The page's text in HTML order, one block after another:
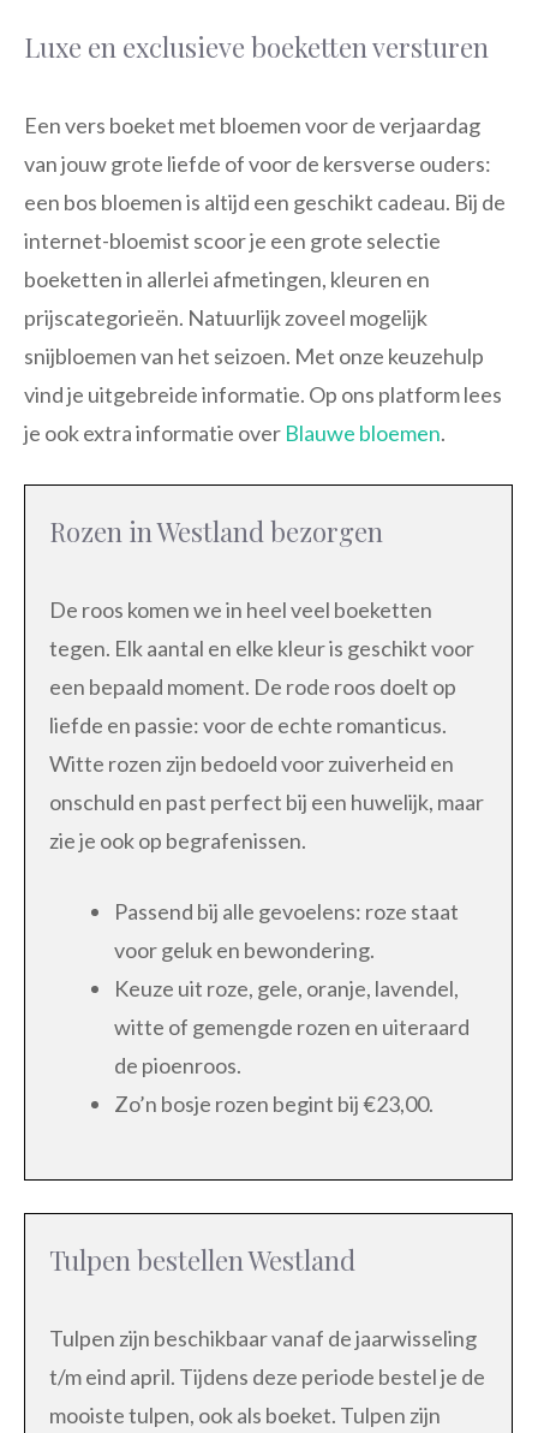
Luxe en exclusieve boeketten versturen
Een vers boeket met bloemen voor de verjaardag
van jouw grote liefde of voor de kersverse ouders:
een bos bloemen is altijd een geschikt cadeau. Bij de
internet-bloemist scoor je een grote selectie
boeketten in allerlei afmetingen, kleuren en
prijscategorieën. Natuurlijk zoveel mogelijk
snijbloemen van het seizoen. Met onze keuzehulp
vind je uitgebreide informatie. Op ons platform lees
je ook extra informatie over Blauwe bloemen.
Rozen in Westland bezorgen
De roos komen we in heel veel boeketten
tegen. Elk aantal en elke kleur is geschikt voor
een bepaald moment. De rode roos doelt op
liefde en passie: voor de echte romanticus.
Witte rozen zijn bedoeld voor zuiverheid en
onschuld en past perfect bij een huwelijk, maar
zie je ook op begrafenissen.
Passend bij alle gevoelens: roze staat
voor geluk en bewondering.
Keuze uit roze, gele, oranje, lavendel,
witte of gemengde rozen en uiteraard
de pioenroos.
Zo’n bosje rozen begint bij €23,00.
Tulpen bestellen Westland
Tulpen zijn beschikbaar vanaf de jaarwisseling
t/m eind april. Tijdens deze periode bestel je de
mooiste tulpen, ook als boeket. Tulpen zijn